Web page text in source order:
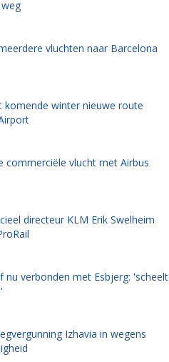
vluchten naar Barcelona
komende winter nieuwe route
commerciële vlucht met Airbus
directeur KLM Erik Swelheim
nu verbonden met Esbjerg: 'scheelt
Izhavia in wegens